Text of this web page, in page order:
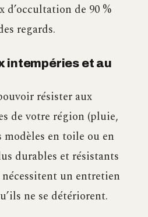
d’occultation de 90 %
regards.
intempéries et au
résister aux
de votre région (pluie,
en toile ou en
durables et résistants
un entretien
ne se détériorent.